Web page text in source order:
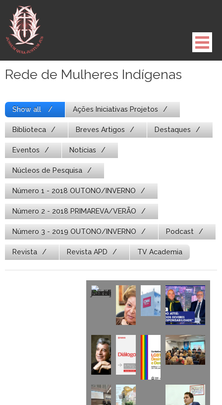
para
conteúdo
Rede de Mulheres Indígenas
Show all Ações Iniciativas Projetos
Biblioteca Breves Artigos Destaques
Eventos Notícias
Núcleos de Pesquisa
Número 1 - 2018 OUTONO/INVERNO
Número 2 - 2018 PRIMAREVA/VERÃO
Número 3 - 2019 OUTONO/INVERNO Podcast
Revista Revista APD TV Academia